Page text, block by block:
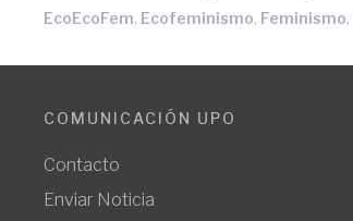
EcoEcoFem, Ecofeminismo, Feminismo,
COMUNICACIÓN UPO
Contacto
Enviar Noticia